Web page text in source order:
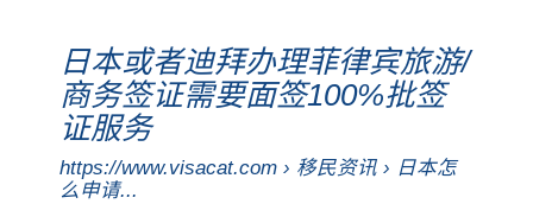
日本或者迪拜办理菲律宾旅游/
商务签证需要面签100%批签
证服务
https://www.visacat.com › 移民资讯 › 日本怎
么申请...